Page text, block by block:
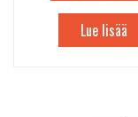
Lue lisää